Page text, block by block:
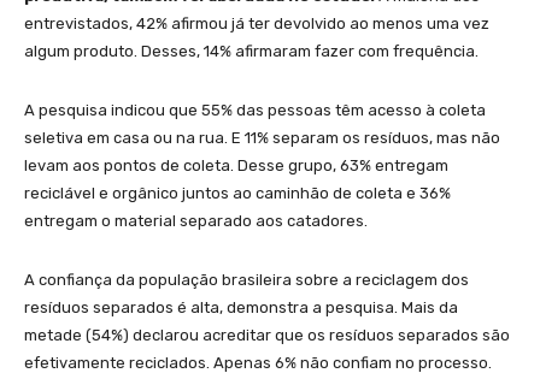
entrevistados, 42% afirmou já ter devolvido ao menos uma vez
algum produto. Desses, 14% afirmaram fazer com frequência.
A pesquisa indicou que 55% das pessoas têm acesso à coleta
seletiva em casa ou na rua. E 11% separam os resíduos, mas não
levam aos pontos de coleta. Desse grupo, 63% entregam
reciclável e orgânico juntos ao caminhão de coleta e 36%
entregam o material separado aos catadores.
A confiança da população brasileira sobre a reciclagem dos
resíduos separados é alta, demonstra a pesquisa. Mais da
metade (54%) declarou acreditar que os resíduos separados são
efetivamente reciclados. Apenas 6% não confiam no processo.